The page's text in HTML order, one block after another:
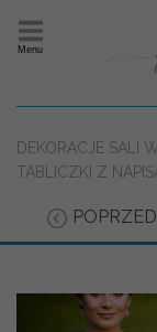
Menu
DEKORACJE SALI
TABLICZKI Z